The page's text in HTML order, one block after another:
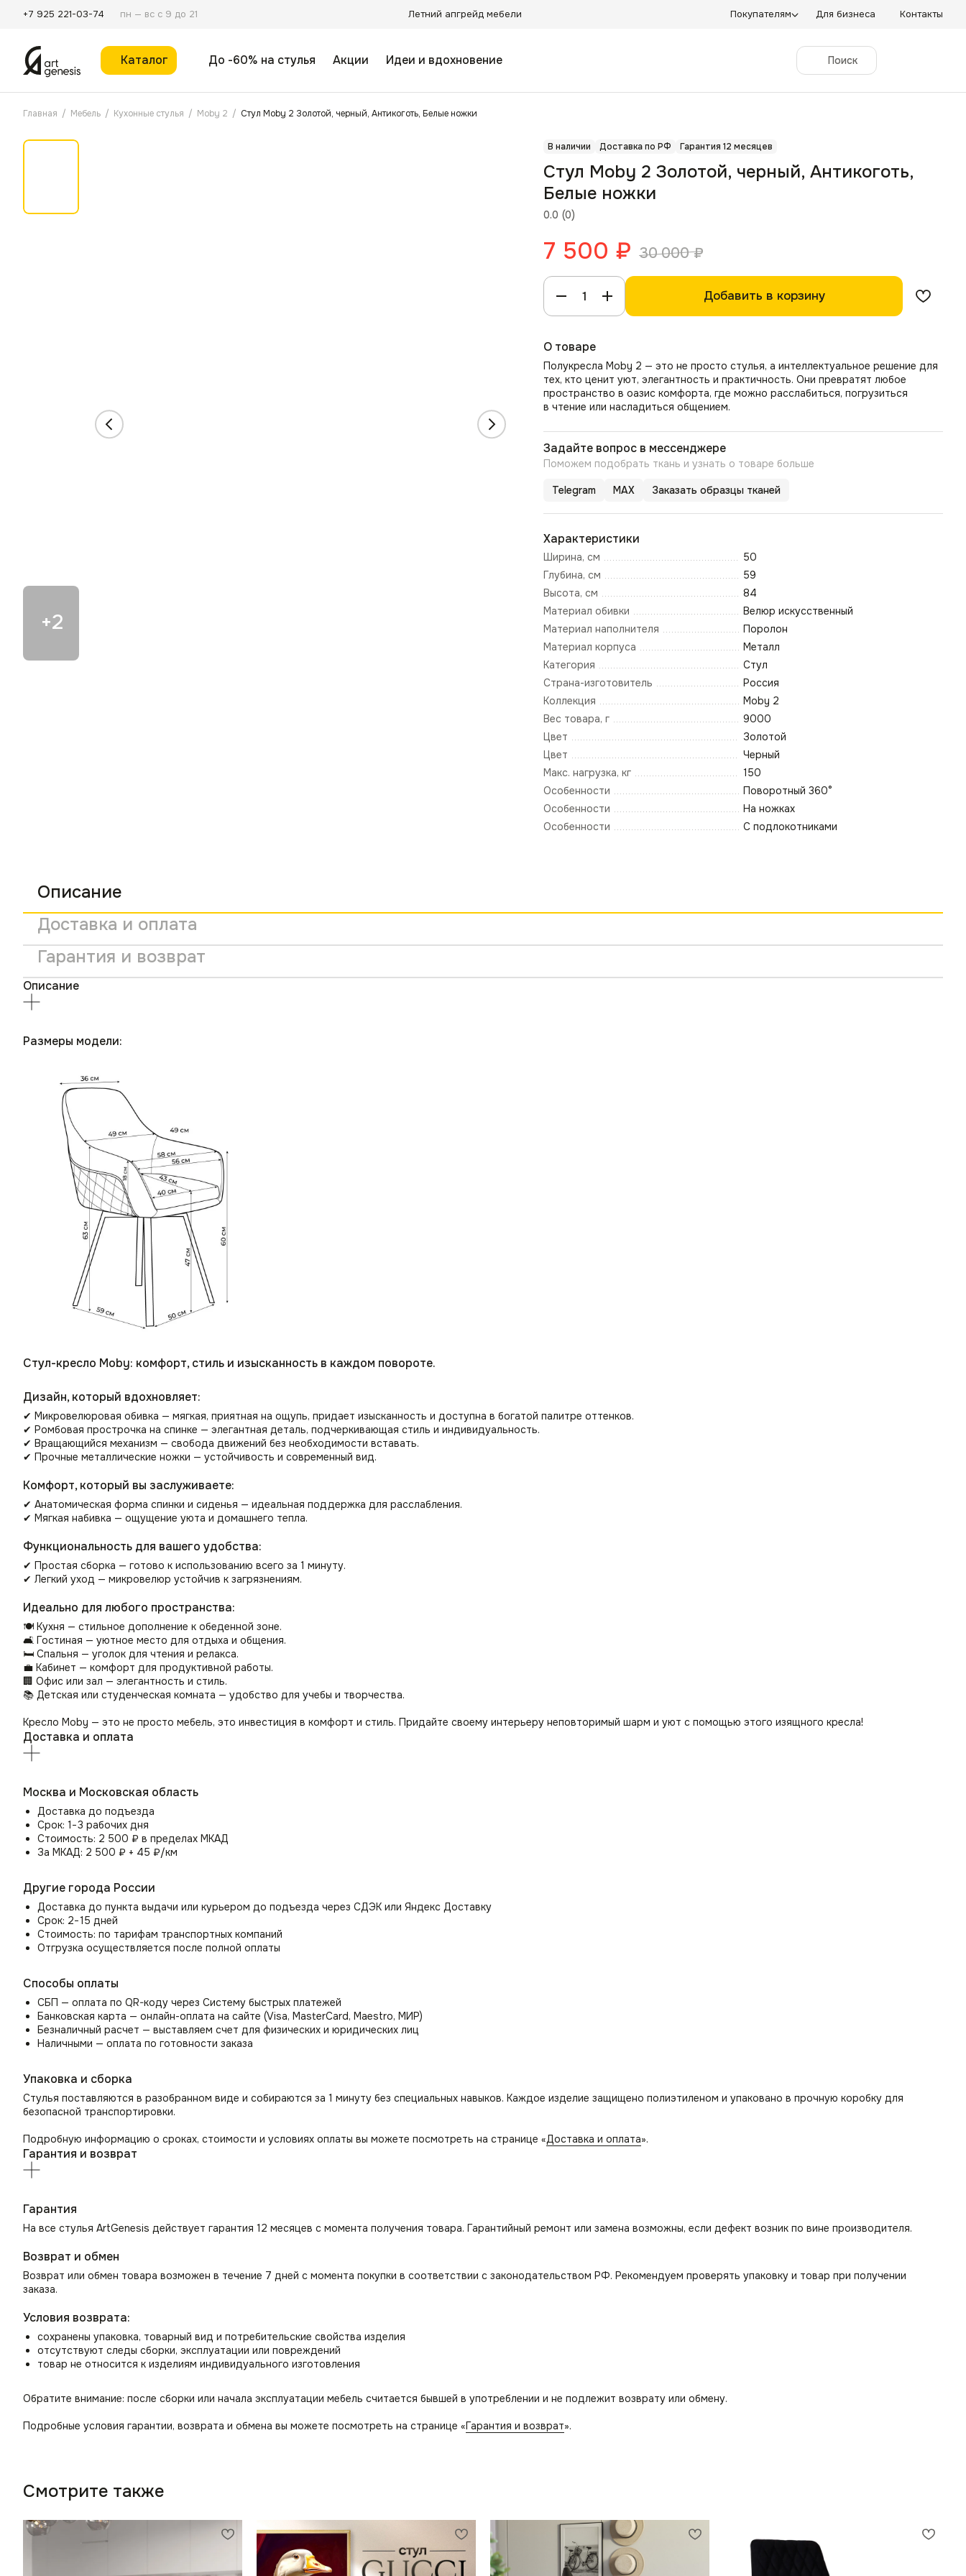
+7 925 221-03-74 пн — вс с 9 до 21 Летний апгрейд мебели Покупателям Для бизнеса Контакты
Каталог До -60% на стулья Акции Идеи и вдохновение Поиск
Главная / Мебель / Кухонные стулья / Moby 2 / Стул Moby 2 Золотой, черный, Антикоготь, Белые ножки
В наличии Доставка по РФ Гарантия 12 месяцев
0.0 (0)
Стул Moby 2 Золотой, черный, Антикоготь,
Белые ножки
7 500 ₽ 30 000 ₽
Добавить в корзину
О товаре
Полукресла Moby 2 — это не просто стулья, а интеллектуальное решение для
тех, кто ценит уют, элегантность и практичность. Они превратят любое
пространство в оазис комфорта, где можно расслабиться, погрузиться
в чтение или насладиться общением.
Задайте вопрос в мессенджере
Поможем подобрать ткань и узнать о товаре больше
Telegram MAX Заказать образцы тканей
Характеристики
Ширина, см
50
Глубина, см
59
Высота, см
84
Материал обивки
Велюр искусственный
Материал наполнителя
Поролон
Материал корпуса
Металл
Категория
Стул
Страна-изготовитель
Россия
Коллекция
Moby 2
Вес товара, г
9000
Цвет
Золотой
Цвет
Черный
Макс. нагрузка, кг
150
Особенности
Поворотный 360°
Особенности
На ножках
Особенности
С подлокотниками
Описание
Доставка и оплата
Гарантия и возврат
Описание
Размеры модели:
Стул-кресло Moby: комфорт, стиль и изысканность в каждом повороте.
Дизайн, который вдохновляет:
✔ Микровелюровая обивка — мягкая, приятная на ощупь, придает изысканность и доступна в богатой палитре оттенков.
✔ Ромбовая прострочка на спинке — элегантная деталь, подчеркивающая стиль и индивидуальность.
✔ Вращающийся механизм — свобода движений без необходимости вставать.
✔ Прочные металлические ножки — устойчивость и современный вид.
Комфорт, который вы заслуживаете:
✔ Анатомическая форма спинки и сиденья — идеальная поддержка для расслабления.
✔ Мягкая набивка — ощущение уюта и домашнего тепла.
Функциональность для вашего удобства:
✔ Простая сборка — готово к использованию всего за 1 минуту.
✔ Легкий уход — микровелюр устойчив к загрязнениям.
Идеально для любого пространства:
🍽 Кухня — стильное дополнение к обеденной зоне.
🛋 Гостиная — уютное место для отдыха и общения.
🛏 Спальня — уголок для чтения и релакса.
💼 Кабинет — комфорт для продуктивной работы.
🏢 Офис или зал — элегантность и стиль.
📚 Детская или студенческая комната — удобство для учебы и творчества.
Кресло Moby — это не просто мебель, это инвестиция в комфорт и стиль. Придайте своему интерьеру неповторимый шарм и уют с помощью этого изящного кресла!
Доставка и оплата
Москва и Московская область
Доставка до подъезда
Срок: 1−3 рабочих дня
Стоимость: 2 500 ₽ в пределах МКАД
За МКАД: 2 500 ₽ + 45 ₽/км
Другие города России
Доставка до пункта выдачи или курьером до подъезда через СДЭК или Яндекс Доставку
Срок: 2−15 дней
Стоимость: по тарифам транспортных компаний
Отгрузка осуществляется после полной оплаты
Способы оплаты
СБП — оплата по QR-коду через Систему быстрых платежей
Банковская карта — онлайн-оплата на сайте (Visa, MasterCard, Maestro, МИР)
Безналичный расчет — выставляем счет для физических и юридических лиц
Наличными — оплата по готовности заказа
Упаковка и сборка
Стулья поставляются в разобранном виде и собираются за 1 минуту без специальных навыков. Каждое изделие защищено полиэтиленом и упаковано в прочную коробку для
безопасной транспортировки.
Подробную информацию о сроках, стоимости и условиях оплаты вы можете посмотреть на странице «Доставка и оплата».
Гарантия и возврат
Гарантия
На все стулья ArtGenesis действует гарантия 12 месяцев с момента получения товара. Гарантийный ремонт или замена возможны, если дефект возник по вине производителя.
Возврат и обмен
Возврат или обмен товара возможен в течение 7 дней с момента покупки в соответствии с законодательством РФ. Рекомендуем проверять упаковку и товар при получении
заказа.
Условия возврата:
сохранены упаковка, товарный вид и потребительские свойства изделия
отсутствуют следы сборки, эксплуатации или повреждений
товар не относится к изделиям индивидуального изготовления
Обратите внимание: после сборки или начала эксплуатации мебель считается бывшей в употреблении и не подлежит возврату или обмену.
Подробные условия гарантии, возврата и обмена вы можете посмотреть на странице «Гарантия и возврат».
Смотрите также